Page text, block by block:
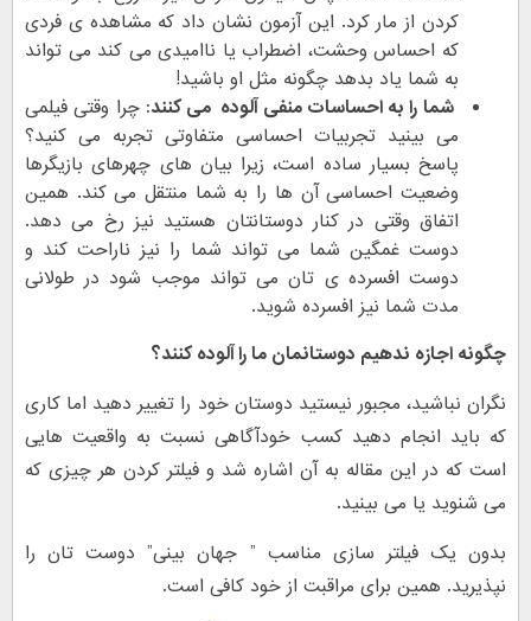
کردن از مار کرد. این آزمون نشان داد که مشاهده ی فردی
که احساس وحشت، اضطراب یا ناامیدی می کند می تواند
به شما یاد بدهد چگونه مثل او باشید!
شما را به احساسات منفی آلوده می کنند: چرا وقتی فیلمی
می بینید تجربیات احساسی متفاوتی تجربه می کنید؟
پاسخ بسیار ساده است، زیرا بیان های چهرهای بازیگرها
وضعیت احساسی آن ها را به شما منتقل می کند. همین
اتفاق وقتی در کنار دوستانتان هستید نیز رخ می دهد.
دوست غمگین شما می تواند شما را نیز ناراحت کند و
دوست افسرده ی تان می تواند موجب شود در طولانی
مدت شما نیز افسرده شوید.
چگونه اجازه ندهیم دوستانمان ما را آلوده کنند؟
نگران نباشید، مجبور نیستید دوستان خود را تغییر دهید اما کاری
که باید انجام دهید کسب خودآگاهی نسبت به واقعیت هایی
است که در این مقاله به آن اشاره شد و فیلتر کردن هر چیزی که
می شنوید یا می بینید.
بدون یک فیلتر سازی مناسب ” جهان بینی” دوست تان را
نپذیرید. همین برای مراقبت از خود کافی است.